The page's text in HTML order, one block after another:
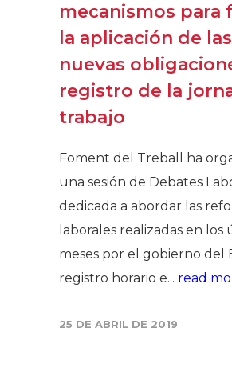
mecanismos para
la aplicación de las
nuevas
registro de la
trabajo
Foment del Treball ha
una sesión de Debates
dedicada a abordar las
laborales realizadas en los
meses por el gobierno del
registro horario e... read
25 DE ABRIL DE 2019